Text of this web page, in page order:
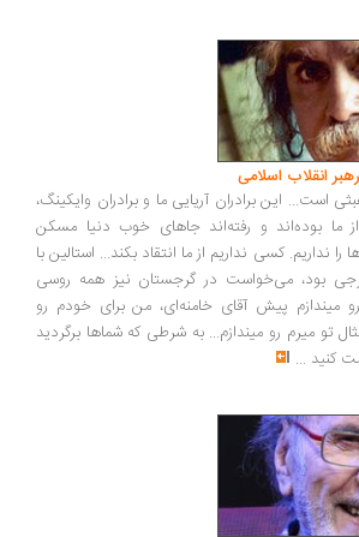
اسلامی
برادران آریایی ما و برادران وایکینگ،
و رفته‌اند جاهای خوب دنیا مسکن
کسی نداریم از ما انتقاد بکند... استالین با
می‌خواست در گرجستان نیز همه روسی
پیش آقای خامنه‌ای، من برای خودم رو
رو میندازم... به شرطی که شماها برگردید
...